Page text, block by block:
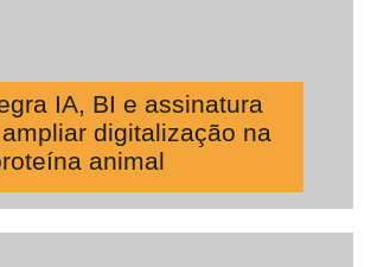
IA, BI e assinatura
digitalização na
animal